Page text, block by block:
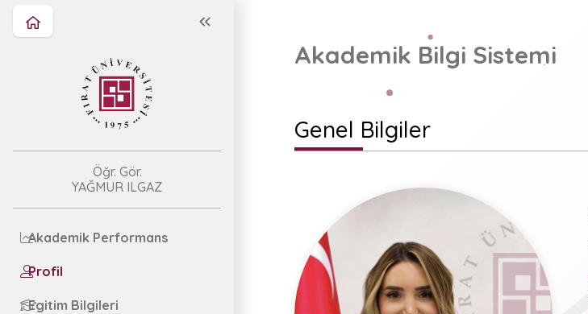
Öğr. Gör.
YAĞMUR ILGAZ
Akademik Performans
Profil
Egitim Bilgileri
Akademik Bilgi Sistemi
Genel Bilgiler